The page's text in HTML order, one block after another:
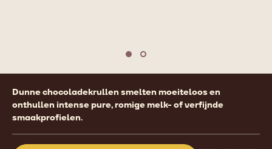
Move to slide 1
Move to slide 2
Product
information
Dunne chocoladekrullen smelten moeiteloos en
onthullen intense pure, romige melk- of verfijnde
smaakprofielen.